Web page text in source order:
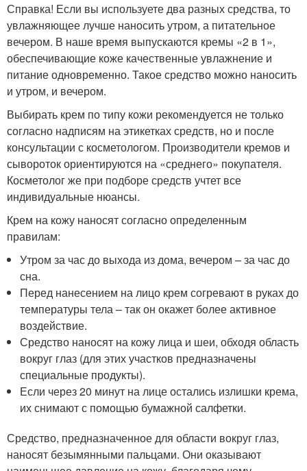
Справка! Если вы используете два разных средства, то
увлажняющее лучше наносить утром, а питательное
вечером. В наше время выпускаются кремы «2 в 1»,
обеспечивающие коже качественные увлажнение и
питание одновременно. Такое средство можно наносить
и утром, и вечером.
Выбирать крем по типу кожи рекомендуется не только
согласно надписям на этикетках средств, но и после
консультации с косметологом. Производители кремов и
сывороток ориентируются на «среднего» покупателя.
Косметолог же при подборе средств учтет все
индивидуальные нюансы.
Крем на кожу наносят согласно определенным
правилам:
Утром за час до выхода из дома, вечером – за час до
сна.
Перед нанесением на лицо крем согревают в руках до
температуры тела – так он окажет более активное
воздействие.
Средство наносят на кожу лица и шеи, обходя область
вокруг глаз (для этих участков предназначены
специальные продукты).
Если через 20 минут на лице остались излишки крема,
их снимают с помощью бумажной салфетки.
Средство, предназначенное для области вокруг глаз,
наносят безымянными пальцами. Они оказывают